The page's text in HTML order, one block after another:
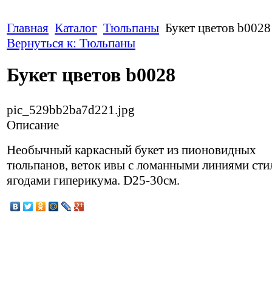
Главная Каталог Тюльпаны Букет цветов b0028
Вернуться к: Тюльпаны
Букет цветов b0028
pic_529bb2ba7d221.jpg
Описание
Необычный каркасный букет из пионовидных
тюльпанов, веток ивы с ломанными линиями
ягодами гиперикума. D25-30см.